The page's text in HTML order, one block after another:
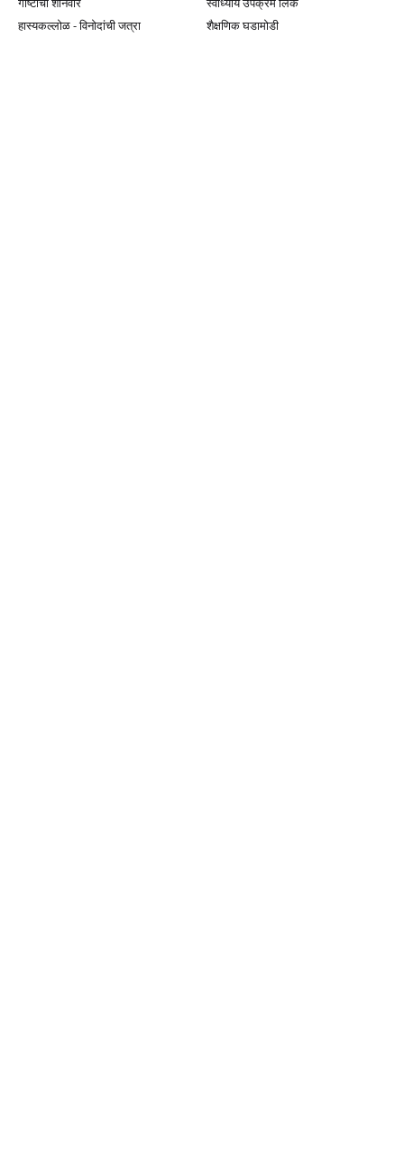
हास्यकल्लोळ - विनोदांची जत्रा
शैक्षणिक घडामोडी